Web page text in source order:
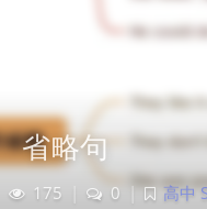
省略句
175 0 |
高中